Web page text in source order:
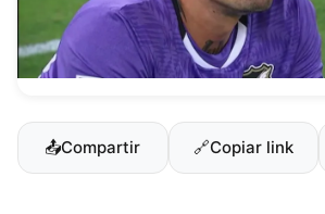
📤Compartir 🔗Copiar link